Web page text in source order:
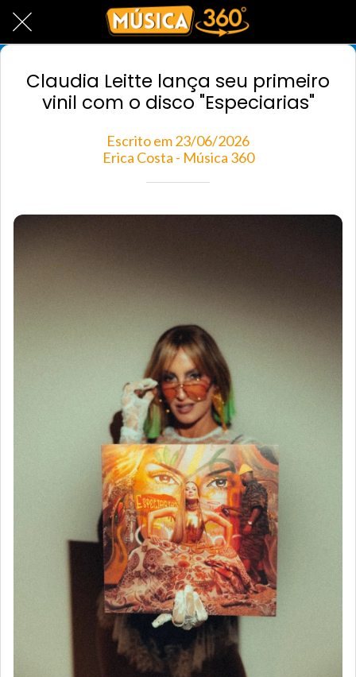
Claudia Leitte lança seu primeiro
vinil com o disco "Especiarias"
Escrito em 23/06/2026
Erica Costa - Música 360